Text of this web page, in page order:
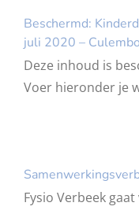
Beschermd:
juli 2020 –
Deze inhoud is
Voer hieronder je
Fysio Verbeek